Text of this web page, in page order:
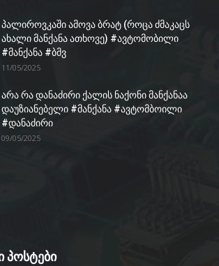
პალიროვკაში ამოვა ბრატ (როცა ძმაკაცს
ახალი მანქანა ათხოვე) #ავტომობილი
#მანქანა #ბმვ
11/05/2025
არა რა დანაძირი ქალის ნაქონი მანქანაა
დაუზიანებელი #მანქანა #ავტომბოილი
#დანაძირი
09/05/2025